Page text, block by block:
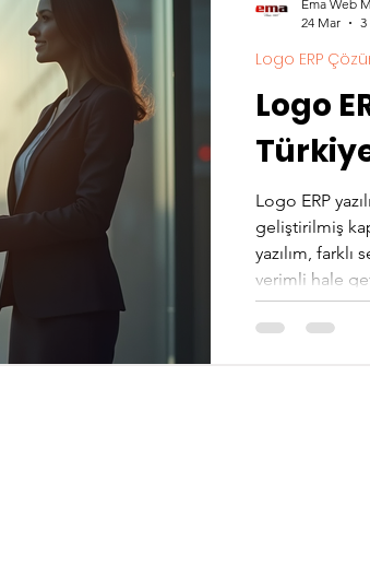
Logo
Logo ERP
geliştirilmiş
yazılım,
verimli hale
etkin bir
derece
Logo ERP
Ema Web
24 Mar
3